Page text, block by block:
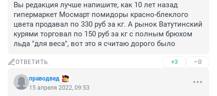
Вы редакция лучше напишите, как 10 лет назад
гипермаркет Мосмарт помидоры красно-блеклого
цвета продавал по 330 руб за кг. А рынок Ватутинский
курями торговал по 150 руб за кг с полным брюхом
льда "для веса", вот это я считаю дорого было
ОТВЕТИТЬ +3 –0
праводвед
15 апреля 2022, 09:53